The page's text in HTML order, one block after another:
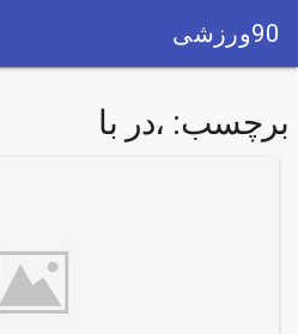
90ورزشی
برچسب: ،در با